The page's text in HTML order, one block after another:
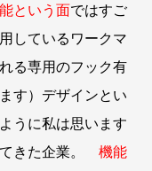
という面ではすご
しているワークマ
る専用のフック有
す）デザインとい
うに私は思います
きた企業。 機能